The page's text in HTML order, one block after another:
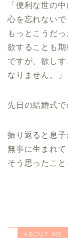
「便利な世の
心を忘れないで
もっとこうだ
欲することも期
ですが、欲し
なりません。」
先日の結婚式で
振り返ると息子
無事に生まれて
そう思ったこ
ABOUT ME